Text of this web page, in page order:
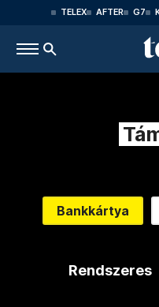
TELEX AFTER G7
Bankkártya
Rendszeres